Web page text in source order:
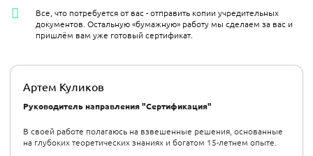
Артем Куликов
Руководитель направления "Сертификация"
В своей работе полагаюсь на взвешенные решения, основанные
на глубоких теоретических знаниях и богатом 15-летнем опыте.
Все, что потребуется от вас - отправить копии учредительных
документов. Остальную «бумажную» работу мы сделаем за вас и
пришлём вам уже готовый сертификат.